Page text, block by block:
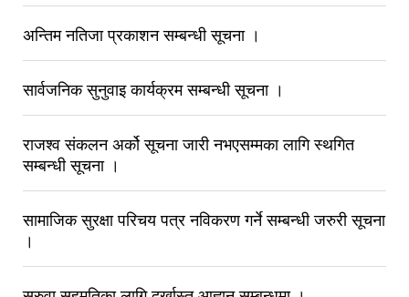
अन्तिम नतिजा प्रकाशन सम्बन्धी सूचना ।
सार्वजनिक सुनुवाइ कार्यक्रम सम्बन्धी सूचना ।
राजश्व संकलन अर्को सूचना जारी नभएसम्मका लागि स्थगित
सम्बन्धी सूचना ।
सामाजिक सुरक्षा परिचय पत्र नविकरण गर्ने सम्बन्धी जरुरी सूचना
।